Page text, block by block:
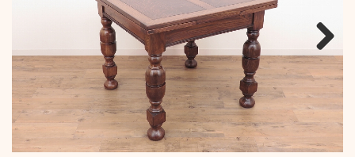
Next